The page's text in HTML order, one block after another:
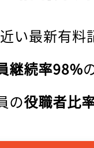
い最新有料
継続率98%
の役職者比